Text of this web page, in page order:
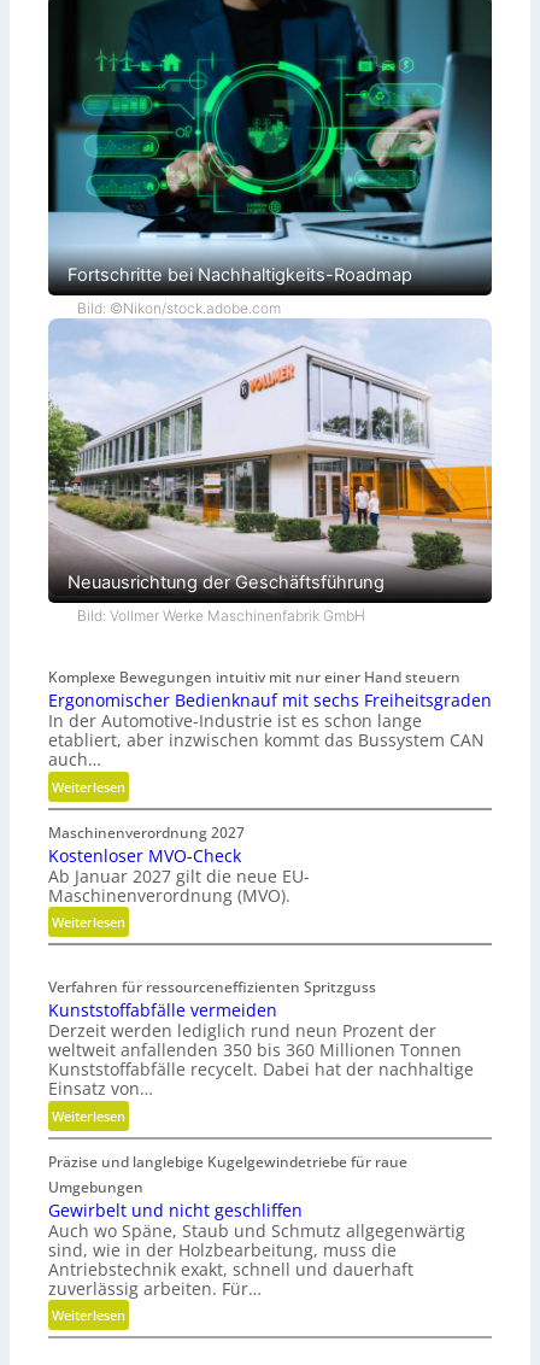
Fortschritte bei Nachhaltigkeits-Roadmap
Bild: ©Nikon/stock.adobe.com
Neuausrichtung der Geschäftsführung
Bild: Vollmer Werke Maschinenfabrik GmbH
Komplexe Bewegungen intuitiv mit nur einer Hand steuern
Ergonomischer Bedienknauf mit sechs Freiheitsgraden
In der Automotive-Industrie ist es schon lange
etabliert, aber inzwischen kommt das Bussystem CAN
auch…
Weiterlesen:
E
r
g
o
n
o
m
s
c
h
e
r
B
e
d
e
n
k
n
a
u
f
Maschinenverordnung 2027
Kostenloser MVO-Check
Ab Januar 2027 gilt die neue EU-
Maschinenverordnung (MVO).
Weiterlesen:
K
s
t
e
n
l
o
s
r
M
V
O
-
C
e
Verfahren für ressourceneffizienten Spritzguss
Kunststoffabfälle vermeiden
Derzeit werden lediglich rund neun Prozent der
weltweit anfallenden 350 bis 360 Millionen Tonnen
Kunststoffabfälle recycelt. Dabei hat der nachhaltige
Einsatz von…
Weiterlesen:
K
u
n
s
t
s
t
o
f
f
Präzise und langlebige Kugelgewindetriebe für raue
Umgebungen
Gewirbelt und nicht geschliffen
Auch wo Späne, Staub und Schmutz allgegenwärtig
sind, wie in der Holzbearbeitung, muss die
Antriebstechnik exakt, schnell und dauerhaft
zuverlässig arbeiten. Für…
Weiterlesen:
G